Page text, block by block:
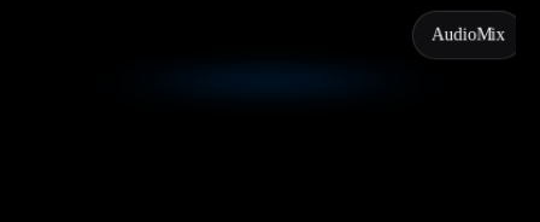
AudioMix